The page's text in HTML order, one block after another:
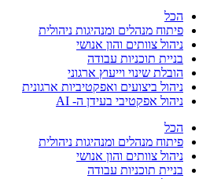
הכל
פיתוח מנהלים ומנהיגות ניהולית
ניהול צוותים והון אנושי
בניית תוכניות עבודה
הובלת שינוי וייעוץ ארגוני
ניהול ביצועים ואפקטיביות ארגונית
ניהול אפקטיבי בעידן ה- AI
הכל
פיתוח מנהלים ומנהיגות ניהולית
ניהול צוותים והון אנושי
בניית תוכניות עבודה